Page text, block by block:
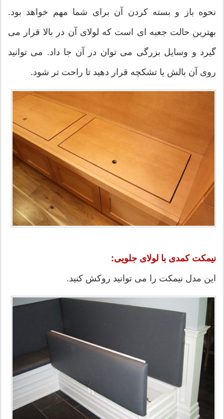
نحوه باز و بسته کردن آن برای شما مهم خواهد بود.
بهترین حالت جعبه ای است که لولای آن در بالا قرار می
گیرد و وسایل بزرگی می توان در آن جا داد. می توانید
روی آن بالش یا تشکچه قرار دهید تا راحت تر شود.
نیمکت کمدی با لولای جلویی:
این مدل نیمکت را می توانید روکش کنید.